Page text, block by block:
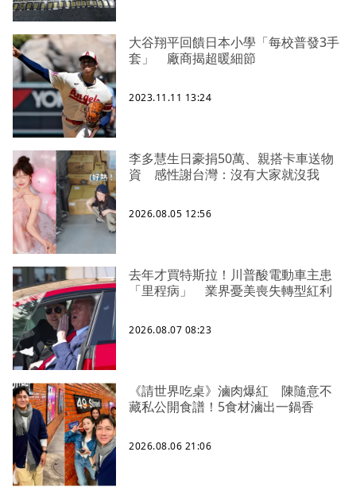
大谷翔平回饋日本小學「每校普發3手
套」 廠商揭超暖細節
2023.11.11 13:24
李多慧生日豪捐50萬、親搭卡車送物
資 感性謝台灣：沒有大家就沒我
2026.08.05 12:56
去年才買特斯拉！川普酸電動車主患
「里程病」 業界憂美喪失轉型紅利
2026.08.07 08:23
《請世界吃桌》滷肉爆紅 陳隨意不
藏私公開食譜！5食材滷出一鍋香
2026.08.06 21:06